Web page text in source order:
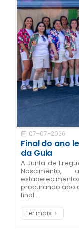
07-07-2026
Final do ano
da Guia
A Junta de
procurando
final ...
Ler mais